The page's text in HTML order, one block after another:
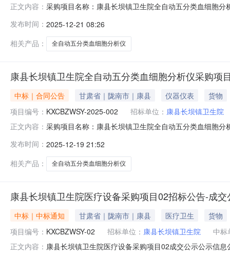
正文内容： 采购项目名称：康县长坝镇卫生院全自动五分类血细胞
发布时间： 2025-12-21 08:26
相关产品：
全自动五分类血细胞分析仪
康县长坝镇卫生院全自动五分类血细胞分析仪采购项
中标｜合同公告 甘肃省｜陇南市｜康县 仪器仪表
货物
项目编号： KXCBZWSY-2025-002 招标单位： 康县长坝镇卫生院
正文内容： 采购项目名称：康县长坝镇卫生院全自动五分类血细胞
发布时间： 2025-12-19 21:52
相关产品：
全自动五分类血细胞分析仪
康县长坝镇卫生院医疗设备采购项目02招标公告-成交
中标｜中标通知 甘肃省｜陇南市｜康县 医疗卫生
货物
项目编号： KXCBZWSY-02 招标单位： 康县长坝镇卫生院
中标
正文内容： 康县长坝镇卫生院医疗设备采购项目02成交公示公示信